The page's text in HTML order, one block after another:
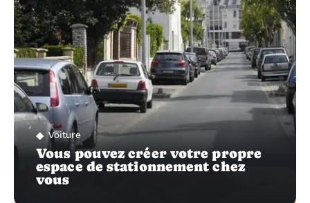
Voiture
Vous pouvez créer votre propre
espace de stationnement chez
vous